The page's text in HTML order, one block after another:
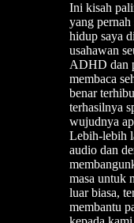
Ini kisah
yang pernah
hidup saya
usahawan
ADHD dan
membaca
benar
terhasilnya
wujudnya
Lebih-lebih
audio dan
masa untuk
luar biasa,
membantu